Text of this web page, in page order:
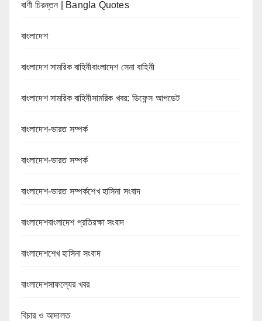
বাণী চিরন্তন | Bangla Quotes
বাংলাদেশ
বাংলাদেশ সামরিক বাহিনীবাংলাদেশ সেনা বাহিনী
বাংলাদেশ সামরিক বাহিনীসামরিক খবর: ডিফেন্স আপডেট
বাংলাদেশ-ভারত সম্পর্ক
বাংলাদেশ-ভারত সম্পর্ক
বাংলাদেশ-ভারত সম্পর্কশেখ হাসিনা সংবাদ
বাংলাদেশবাংলাদেশ প্রতিরক্ষা সংবাদ
বাংলাদেশশেখ হাসিনা সংবাদ
বাংলাদেশসাফল্যের খবর
বিচার ও আদালত